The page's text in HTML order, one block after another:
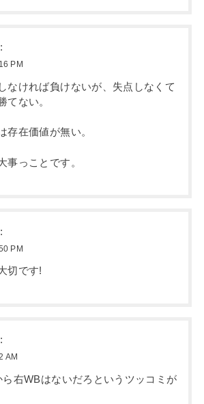
PM
なければ負けないが、失点しなくて
てない。
存在価値が無い。
事っことです。
PM
切です!
AM
右WBはないだろというツッコミが